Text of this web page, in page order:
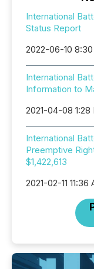
International
Status Report
2022-06-10
International
Information to
2021-04-08 1:28
International
Preemptive
$1,422,613
2021-02-11 11:36